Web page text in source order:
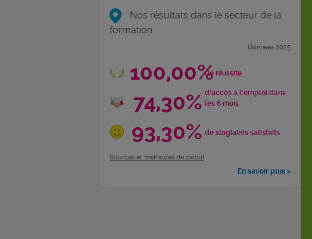
Nos résultats dans le secteur de la
formation
Données 2025
100,00%de réussite
74,30% d'accès à l'emploi dans
les 6 mois
93,30% de stagiaires satisfaits
Sources et méthodes de calcul
En savoir plus >